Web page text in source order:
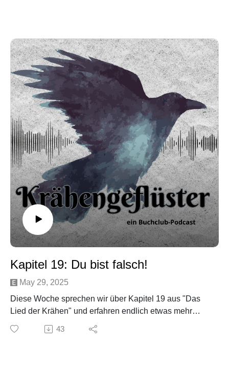
Social Media:
Email: kraehengefluester@gmail.com
Insta: @kraehengefluester_podcast
TikTok: @kraehengefluester
Youtube: @Kraehengefluester_Podcast
Spotify Playlist: Krähengeflüster Playlist
Music by Maksym Dudchyk from Pixabay
Kapitel 19: Du bist falsch!
May 29, 2025
Diese Woche sprechen wir über Kapitel 19 aus "Das
Lied der Krähen" und erfahren endlich etwas mehr
darüber, was zwischen Nina und Matthias passiert ist!
43